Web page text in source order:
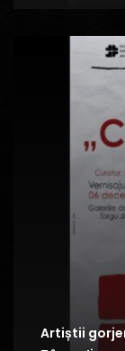
Artiștii